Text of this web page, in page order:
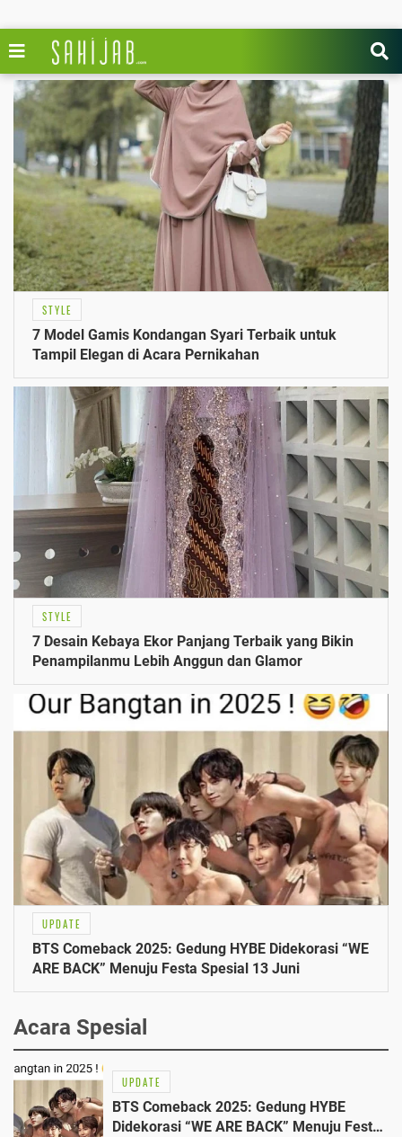
STYLE
7 Model Gamis Kondangan Syari Terbaik untuk
Tampil Elegan di Acara Pernikahan
STYLE
7 Desain Kebaya Ekor Panjang Terbaik yang Bikin
Penampilanmu Lebih Anggun dan Glamor
UPDATE
BTS Comeback 2025: Gedung HYBE Didekorasi “WE
ARE BACK” Menuju Festa Spesial 13 Juni
Acara Spesial
UPDATE
BTS Comeback 2025: Gedung HYBE
Didekorasi “WE ARE BACK” Menuju Festa